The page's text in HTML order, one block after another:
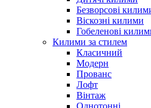
Безворсові
Віскозні килими
Гобеленові
Килими за стилем
Класичний
Модерн
Прованс
Лофт
Вінтаж